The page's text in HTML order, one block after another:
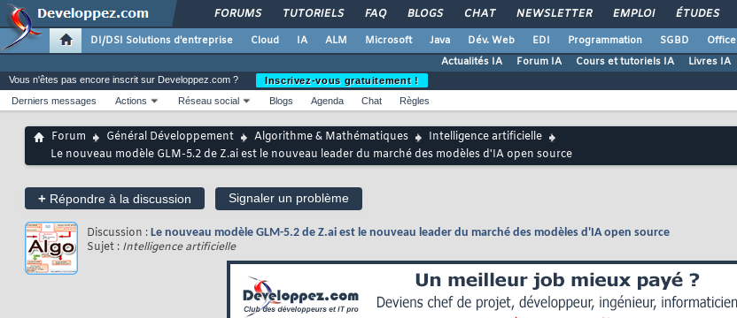
FORUMS TUTORIELS FAQ BLOGS CHAT NEWSLETTER EMPLOI ÉTUDES
DI/DSI Solutions d'entreprise Cloud IA ALM Microsoft Java Dév. Web EDI Programmation SGBD Office
Actualités IA
Forum IA Cours et tutoriels IA Livres IA
Vous n'êtes pas encore inscrit sur Developpez.com ?
Inscrivez-vous gratuitement !
Derniers messages
Actions Réseau social Blogs Agenda Chat Règles
Forum Général Développement Algorithme & Mathématiques
Intelligence artificielle
Le nouveau modèle GLM-5.2 de Z.ai est le nouveau leader du marché des modèles d'IA open source
+ Répondre à la discussion Signaler un problème
Discussion : Le nouveau modèle GLM-5.2 de Z.ai est le nouveau leader du marché des modèles d'IA open source
Sujet : Intelligence artificielle